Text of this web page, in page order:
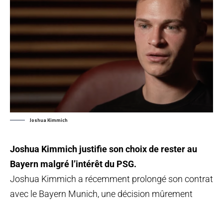
Joshua Kimmich
Joshua Kimmich justifie son choix de rester au
Bayern malgré l’intérêt du PSG.
Joshua Kimmich a récemment prolongé son contrat
avec le Bayern Munich, une décision mûrement